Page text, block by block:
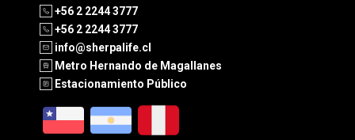
+56 2 2244 3777
+56 2 2244 3777
info@sherpalife.cl
Metro Hernando de Magallanes
Estacionamiento Público